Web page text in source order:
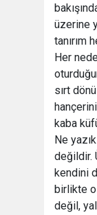
üzerine
tanırım
Her
sırt
kaba
Ne
değildir.
kendini
birlikte
değil,